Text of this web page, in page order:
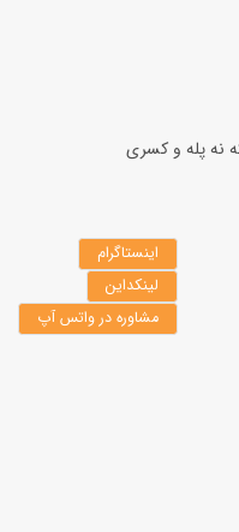
اینستاگرام
لینکداین
مشاوره در واتس آپ